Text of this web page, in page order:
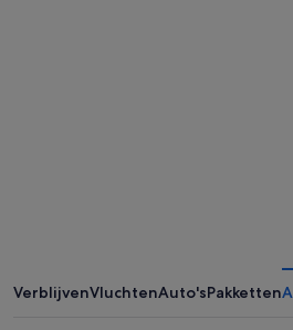
VerblijvenVluchtenAuto'sPakketten